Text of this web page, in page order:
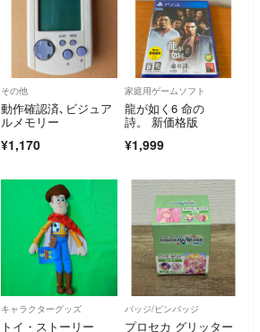
その他
動作確認済､ビジュア
ルメモリー
¥1,170
家庭用ゲームソフト
龍が如く6 命の
詩。 新価格版
¥1,999
キャラクターグッズ
トイ・ストーリー
バッジ/ピンバッジ
プロセカ グリッター